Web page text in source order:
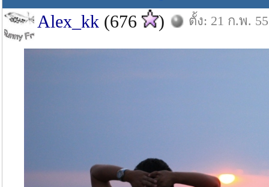
Alex_kk (676 ) ตั้ง: 21 ก.พ. 55